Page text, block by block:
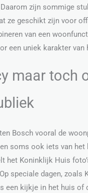
zijn sommige
ze geschikt zijn voor
van een
een uniek karakter van
maar toch
Bosch vooral de
soms ook iets van het
het Koninklijk Huis
speciale dagen, zoals
een kijkje in het huis of